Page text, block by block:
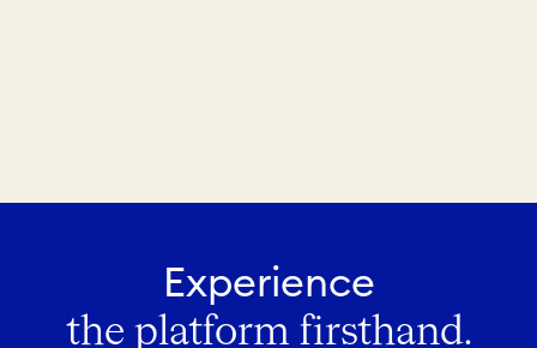
Experience
the platform firsthand.